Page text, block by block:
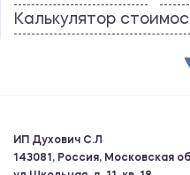
Калькулятор
ИП Духович С.Л
143081, Россия, Московская